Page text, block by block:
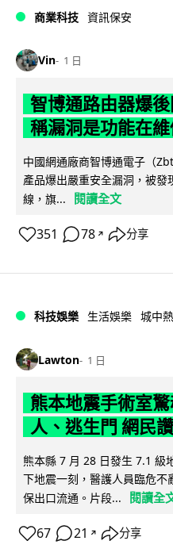
商業科技 資訊保安
Vin 1 日
智博通路由器爆
稱漏洞是功能在維
中國網通廠商智博通電子（
產品爆出嚴重安全漏洞，被
線，旗...
閱讀全文
351 78 ↗ 分享
科技娛樂 生活娛樂 城中
Lawton 1 日
熊本地震手術室
人、逃生門 網民
熊本縣 7 月 28 日發生 7.1 級
下地震一刻，醫護人員臨危不
保出口流通。片段...
閱讀全
67 21 ↗ 分享